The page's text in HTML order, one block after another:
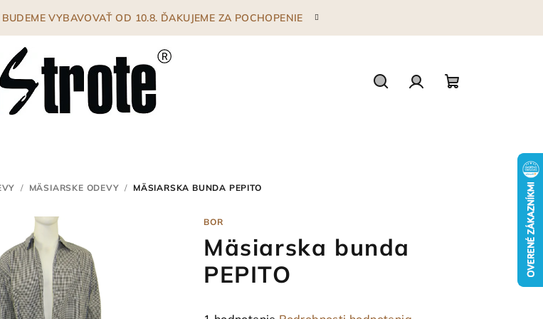
VYBAVOVAŤ OD 10.8. ĎAKUJEME ZA POCHOPENIE
/ MÄSIARSKE ODEVY / MÄSIARSKA BUNDA PEPITO
BOR
Mäsiarska bunda
PEPITO